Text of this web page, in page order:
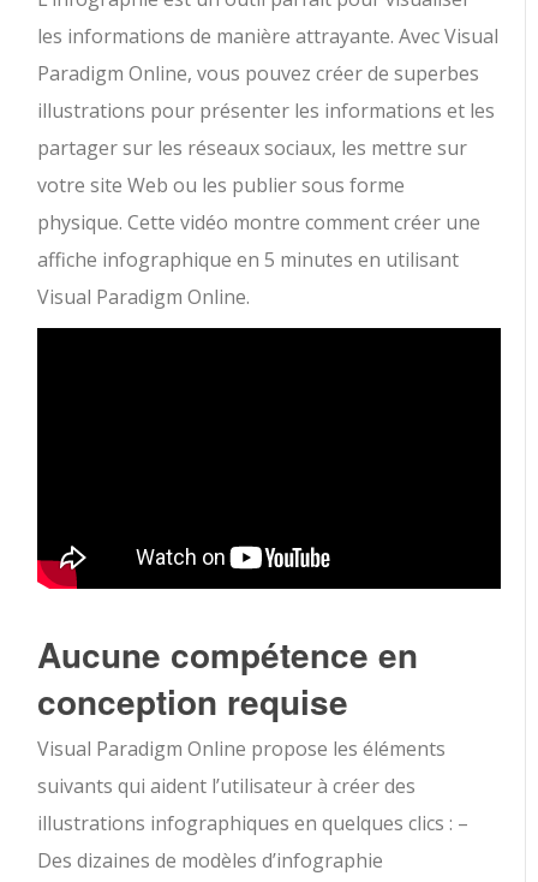
les informations de manière attrayante. Avec Visual
Paradigm Online, vous pouvez créer de superbes
illustrations pour présenter les informations et les
partager sur les réseaux sociaux, les mettre sur
votre site Web ou les publier sous forme
physique. Cette vidéo montre comment créer une
affiche infographique en 5 minutes en utilisant
Visual Paradigm Online.
Aucune compétence en
conception requise
Visual Paradigm Online propose les éléments
suivants qui aident l’utilisateur à créer des
illustrations infographiques en quelques clics : –
Des dizaines de modèles d’infographie